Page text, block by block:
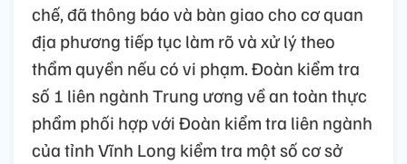
chế, đã thông báo và bàn giao cho cơ quan
địa phương tiếp tục làm rõ và xử lý theo
thẩm quyền nếu có vi phạm. Đoàn kiểm tra
số 1 liên ngành Trung ương về an toàn thực
phẩm phối hợp với Đoàn kiểm tra liên ngành
của tỉnh Vĩnh Long kiểm tra một số cơ sở